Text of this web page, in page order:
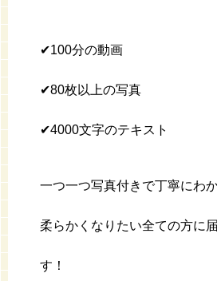
✔︎100分の動画
✔︎80枚以上の写真
✔︎4000文字のテキスト
一つ一つ写真付きで丁寧にわ
柔らかくなりたい全ての方に
す！